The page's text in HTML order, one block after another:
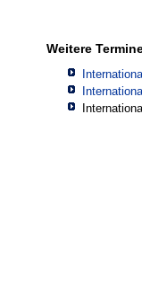
Weitere